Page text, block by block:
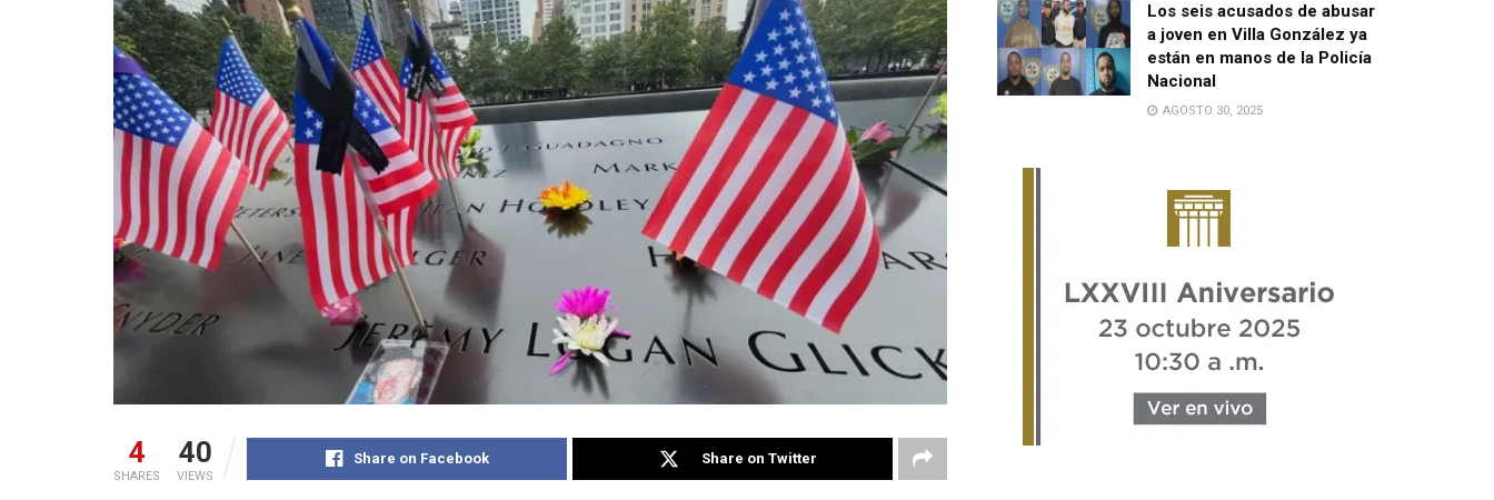
4
SHARES
40
VIEWS
Share on Facebook Share on Twitter
Los seis acusados de abusar
a joven en Villa González ya
están en manos de la Policía
Nacional
AGOSTO 30, 2025